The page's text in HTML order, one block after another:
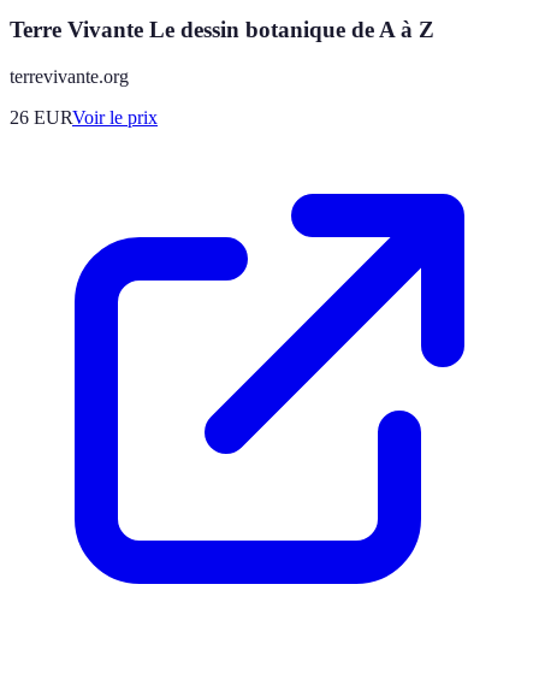
Terre Vivante Le dessin botanique de A à Z
terrevivante.org
26 EURVoir le prix